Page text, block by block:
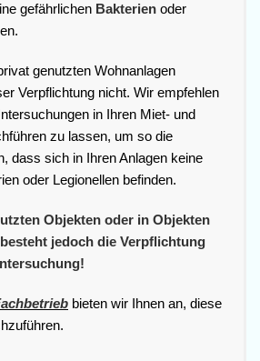
gefährlichen Bakterien oder
genutzten Wohnanlagen
Verpflichtung nicht. Wir empfehlen
in Ihren Miet- und
zu lassen, um so die
dass sich in Ihren Anlagen keine
oder Legionellen befinden.
Objekten oder in Objekten
jedoch die Verpflichtung
bieten wir Ihnen an, diese